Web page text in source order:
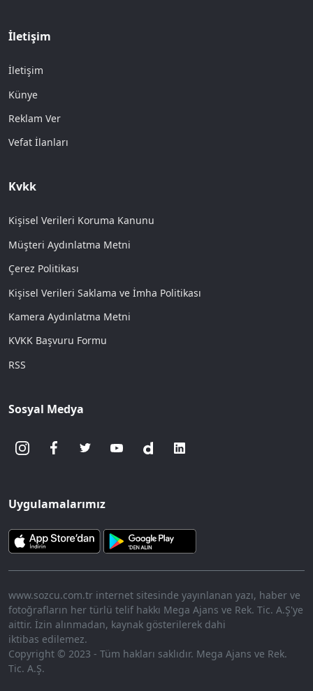
İletişim
İletişim
Künye
Reklam Ver
Vefat İlanları
Kvkk
Kişisel Verileri Koruma Kanunu
Müşteri Aydınlatma Metni
Çerez Politikası
Kişisel Verileri Saklama ve İmha Politikası
Kamera Aydınlatma Metni
KVKK Başvuru Formu
RSS
Sosyal Medya
Uygulamalarımız
www.sozcu.com.tr internet sitesinde yayınlanan yazı, haber ve
fotoğrafların her türlü telif hakkı Mega Ajans ve Rek. Tic. A.Ş'ye
aittir. İzin alınmadan, kaynak gösterilerek dahi
iktibas edilemez.
Copyright © 2023 - Tüm hakları saklıdır. Mega Ajans ve Rek.
Tic. A.Ş.